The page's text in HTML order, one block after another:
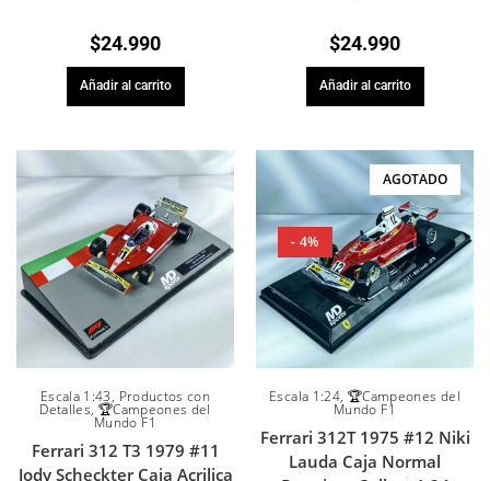
$24.990
Añadir al carrito
$24.990
Añadir al carrito
Escala 1:43, Productos con
Detalles, 🏆Campeones del
Mundo F1
Ferrari 312 T3 1979 #11
Jody Scheckter Caja Acrilica
AGOTADO
- 4%
Escala 1:24, 🏆Campeones del
Mundo F1
Ferrari 312T 1975 #12 Niki
Lauda Caja Normal